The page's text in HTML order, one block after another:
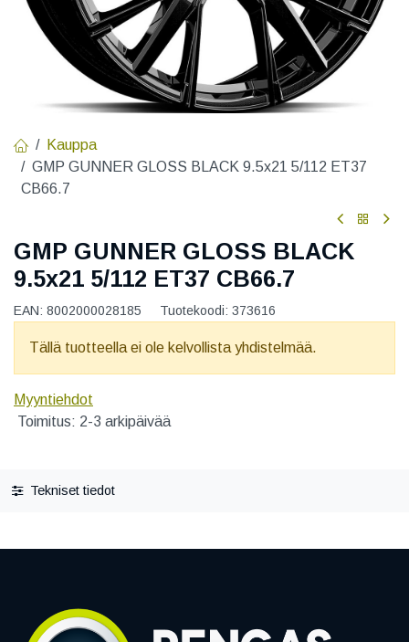
Kauppa
GMP GUNNER GLOSS BLACK 9.5x21 5/112 ET37
CB66.7
GMP GUNNER GLOSS BLACK
9.5x21 5/112 ET37 CB66.7
EAN: 8002000028185 Tuotekoodi: 373616
Tällä tuotteella ei ole kelvollista yhdistelmää.
Myyntiehdot
Toimitus: 2-3 arkipäivää
Tekniset tiedot